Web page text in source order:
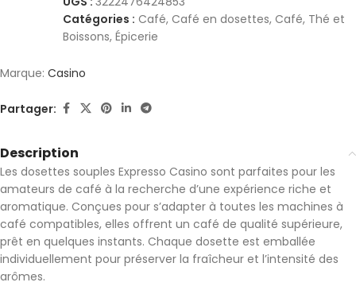
Catégories : Café, Café en dosettes, Café, Thé et
Boissons, Épicerie
Marque: Casino
Partager:
Description
Les dosettes souples Expresso Casino sont parfaites pour les
amateurs de café à la recherche d’une expérience riche et
aromatique. Conçues pour s’adapter à toutes les machines à
café compatibles, elles offrent un café de qualité supérieure,
prêt en quelques instants. Chaque dosette est emballée
individuellement pour préserver la fraîcheur et l’intensité des
arômes.